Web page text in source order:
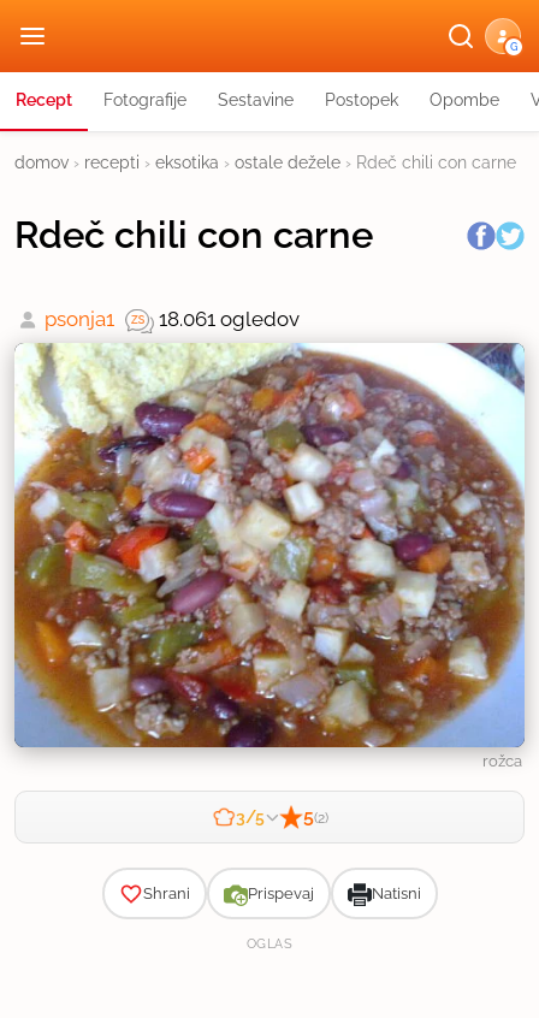
G
Recept Fotografije Sestavine Postopek Opombe
domov › recepti › eksotika › ostale dežele › Rdeč chili con carne
Rdeč chili con carne
psonja1 18.061 ogledov
rožca
3/5 5(2)
Shrani Prispevaj Natisni
OGLAS